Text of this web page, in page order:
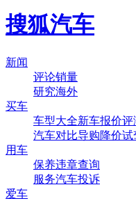
搜狐汽车
新闻
评论销量
研究海外
买车
车型大全新车报价评
汽车对比导购降价试
用车
保养违章查询
服务汽车投诉
爱车